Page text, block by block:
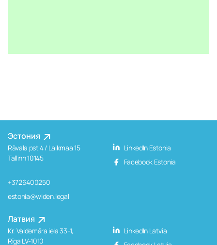
Эстония
Rävala pst 4 / Laikmaa 15
Tallinn 10145
+3726400250
estonia@widen.legal
LinkedIn Estonia
Facebook Estonia
Латвия
Kr. Valdemāra iela 33-1,
Rīga LV-1010
LinkedIn Latvia